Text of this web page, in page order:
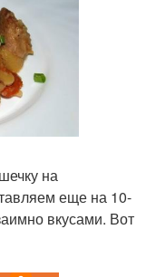
на
еще на 10-
вкусами. Вот